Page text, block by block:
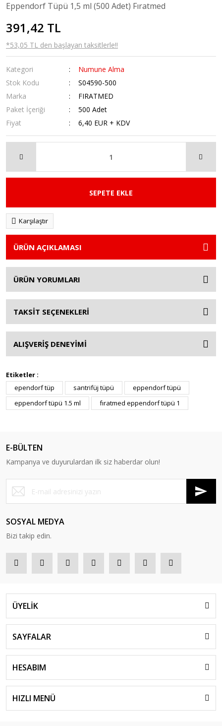
Eppendorf Tüpü 1,5 ml (500 Adet) Fıratmed
391,42 TL
*53,05 TL den başlayan taksitlerle!!
Kategori
Numune Alma
Stok Kodu
S04590-500
Marka
FIRATMED
Paket İçeriği
500 Adet
Fiyat
6,40 EUR + KDV
SEPETE EKLE
Karşılaştır
ÜRÜN AÇIKLAMASI
ÜRÜN YORUMLARI
TAKSİT SEÇENEKLERİ
ALIŞVERİŞ DENEYİMİ
Etiketler :
ependorf tüp
santrifüj tüpü
eppendorf tüpü
eppendorf tüpü 1.5 ml
fıratmed eppendorf tüpü 1
E-BÜLTEN
Kampanya ve duyurulardan ilk siz haberdar olun!
SOSYAL MEDYA
Bizi takip edin.
ÜYELİK
SAYFALAR
HESABIM
HIZLI MENÜ